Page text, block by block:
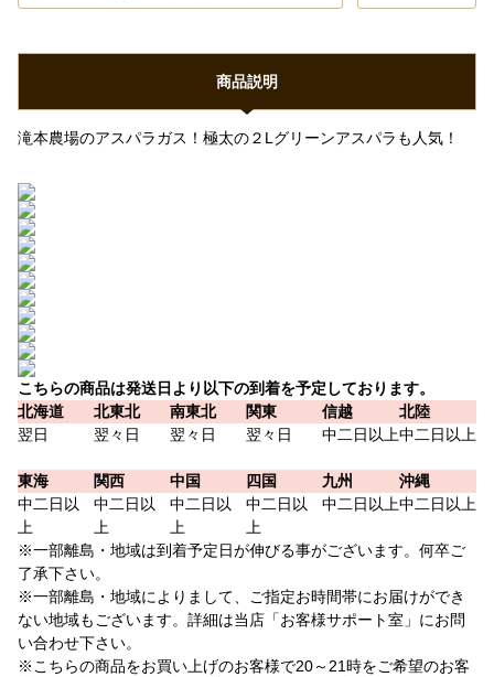
商品説明
滝本農場のアスパラガス！極太の２Lグリーンアスパラも人気！
こちらの商品は発送日より以下の到着を予定しております。
北海道
北東北 南東北 関東 信越
北陸
翌日
翌々日 翌々日 翌々日 中二日以上中二日以上
東海 関西 中国 四国 九州
沖縄
中二日以
上
中二日以
上
中二日以
上
中二日以
上
中二日以上中二日以上
※一部離島・地域は到着予定日が伸びる事がございます。何卒ご
了承下さい。
※一部離島・地域によりまして、ご指定お時間帯にお届けができ
ない地域もございます。詳細は当店「お客様サポート室」にお問
い合わせ下さい。
※こちらの商品をお買い上げのお客様で20～21時をご希望のお客